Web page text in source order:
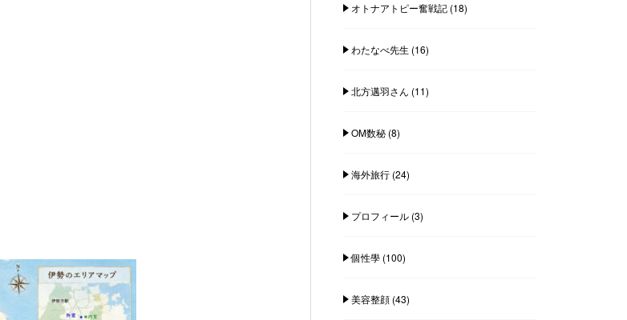
オトナアトピー奮戦記(18)
わたなべ先生 (16)
北方邁羽さん (11)
OM数秘(8)
海外旅行(24)
プロフィール(3)
個性學(100)
美容整顔(43)